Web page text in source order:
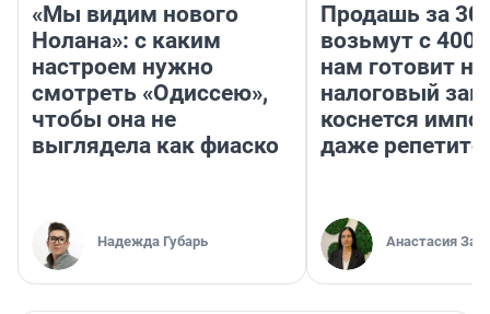
«Мы видим нового
Нолана»: с каким
настроем нужно
смотреть «Одиссею»,
чтобы она не
выглядела как фиаско
Надежда Губарь
Продашь за
возьмут с
нам готовит
налоговый
коснется
даже
Анастасия